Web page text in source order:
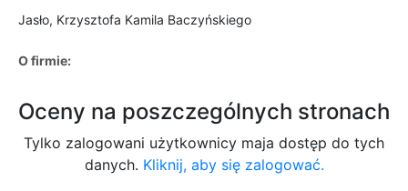
Jasło, Krzysztofa Kamila Baczyńskiego
O firmie:
Oceny na poszczególnych stronach
Tylko zalogowani użytkownicy maja dostęp do tych
danych. Kliknij, aby się zalogować.